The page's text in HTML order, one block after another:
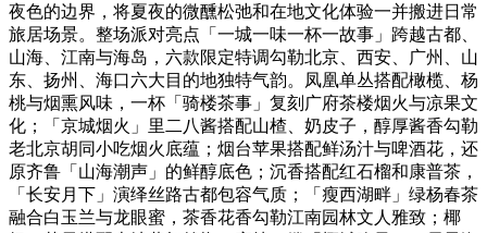
夜色的边界，将夏夜的微醺松弛和在地文化体验一并搬进日常
旅居场景。整场派对亮点「一城一味一杯一故事」跨越古都、
山海、江南与海岛，六款限定特调勾勒北京、西安、广州、山
东、扬州、海口六大目的地独特气韵。凤凰单丛搭配橄榄、杨
桃与烟熏风味，一杯「骑楼茶事」复刻广府茶楼烟火与凉果文
化；「京城烟火」里二八酱搭配山楂、奶皮子，醇厚酱香勾勒
老北京胡同小吃烟火底蕴；烟台苹果搭配鲜汤汁与啤酒花，还
原齐鲁「山海潮声」的鲜醇底色；沉香搭配红石榴和康普茶，
「长安月下」演绎丝路古都包容气质；「瘦西湖畔」绿杨春茶
融合白玉兰与龙眼蜜，茶香花香勾勒江南园林文人雅致；椰